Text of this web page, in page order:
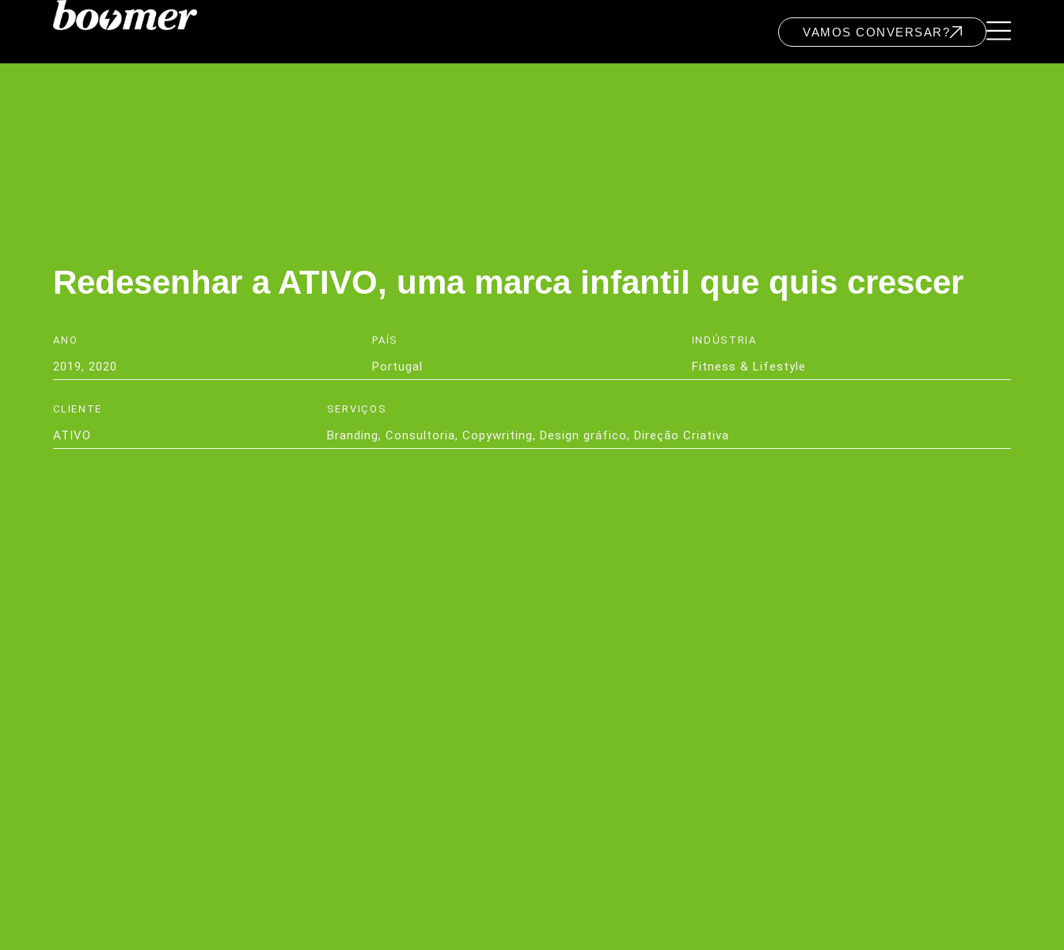
VAMOS CONVERSAR?
Redesenhar a ATIVO, uma marca infantil que quis crescer
ANO
2019,2020
PAÍS
Portugal
INDÚSTRIA
Fitness & Lifestyle
CLIENTE
ATIVO
SERVIÇOS
Branding, Consultoria, Copywriting, Design gráfico, Direção Criativa